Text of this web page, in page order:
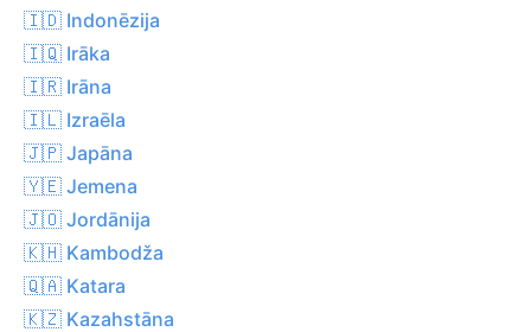
🇮🇩 Indonēzija
🇮🇶 Irāka
🇮🇷 Irāna
🇮🇱 Izraēla
🇯🇵 Japāna
🇾🇪 Jemena
🇯🇴 Jordānija
🇰🇭 Kambodža
🇶🇦 Katara
🇰🇿 Kazahstāna